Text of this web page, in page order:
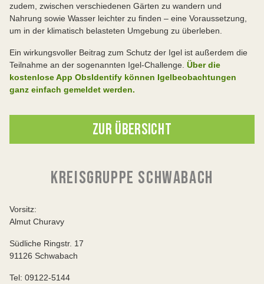
zudem, zwischen verschiedenen Gärten zu wandern und
Nahrung sowie Wasser leichter zu finden – eine Voraussetzung,
um in der klimatisch belasteten Umgebung zu überleben.
Ein wirkungsvoller Beitrag zum Schutz der Igel ist außerdem die
Teilnahme an der sogenannten Igel-Challenge. Über die
kostenlose App ObsIdentify können Igelbeobachtungen
ganz einfach gemeldet werden.
ZUR ÜBERSICHT
KREISGRUPPE SCHWABACH
Vorsitz:
Almut Churavy
Südliche Ringstr. 17
91126 Schwabach
Tel: 09122-5144